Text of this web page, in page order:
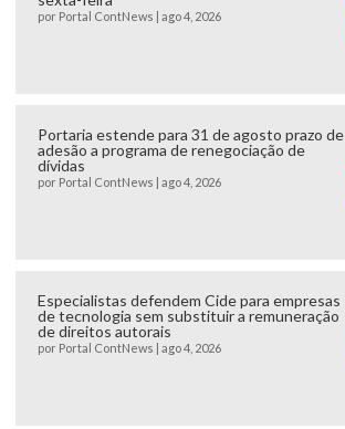
por Portal ContNews | ago 4, 2026
Portaria estende para 31 de agosto prazo de
adesão a programa de renegociação de
dívidas
por Portal ContNews | ago 4, 2026
Especialistas defendem Cide para empresas
de tecnologia sem substituir a remuneração
de direitos autorais
por Portal ContNews | ago 4, 2026